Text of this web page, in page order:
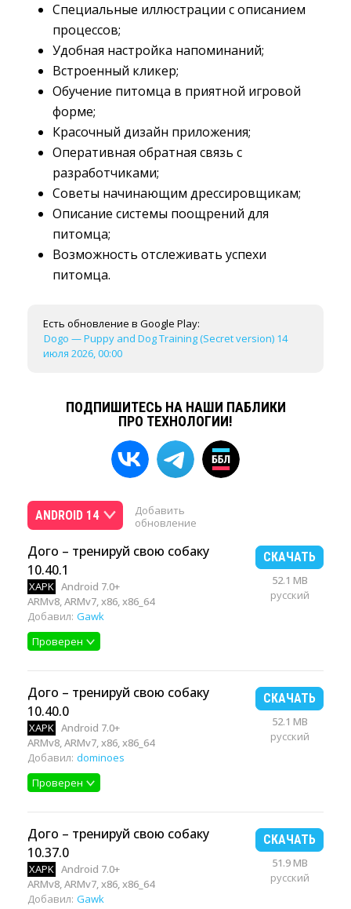
Специальные иллюстрации с описанием
процессов;
Удобная настройка напоминаний;
Встроенный кликер;
Обучение питомца в приятной игровой
форме;
Красочный дизайн приложения;
Оперативная обратная связь с
разработчиками;
Советы начинающим дрессировщикам;
Описание системы поощрений для
питомца;
Возможность отслеживать успехи
питомца.
Есть обновление в Google Play:
Dogo — Puppy and Dog Training (Secret version) 14
июля 2026, 00:00
ПОДПИШИТЕСЬ НА НАШИ ПАБЛИКИ
ПРО ТЕХНОЛОГИИ!
ANDROID 14
Добавить
обновление
Дого – тренируй свою собаку
10.40.1
XAPK Android 7.0+
ARMv8, ARMv7, x86, x86_64
Добавил: Gawk
Проверен
СКАЧАТЬ
52.1 MB
русский
Дого – тренируй свою собаку
10.40.0
XAPK Android 7.0+
ARMv8, ARMv7, x86, x86_64
Добавил: dominoes
Проверен
СКАЧАТЬ
52.1 MB
русский
Дого – тренируй свою собаку
10.37.0
XAPK Android 7.0+
ARMv8, ARMv7, x86, x86_64
Добавил: Gawk
СКАЧАТЬ
51.9 MB
русский